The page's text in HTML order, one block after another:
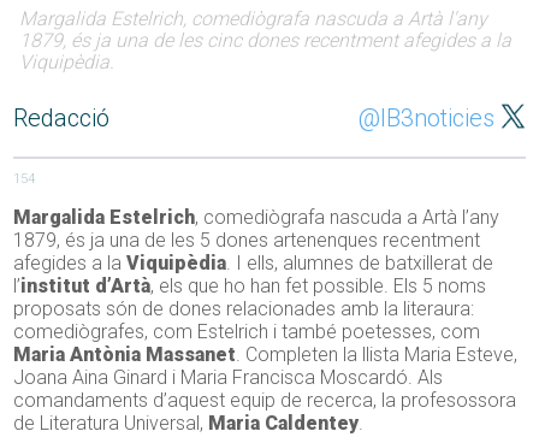
Margalida Estelrich, comediògrafa nascuda a Artà l'any
1879, és ja una de les cinc dones recentment afegides a la
Viquipèdia.
Redacció @IB3noticies
154
Margalida Estelrich, comediògrafa nascuda a Artà l’any
1879, és ja una de les 5 dones artenenques recentment
afegides a laViquipèdia. I ells, alumnes de batxillerat de
l’institut d’Artà, els que ho han fet possible. Els 5 noms
proposats són de dones relacionades amb la literaura:
comediògrafes, com Estelrich i també poetesses, com
Maria Antònia Massanet. Completen la llista Maria Esteve,
Joana Aina Ginard i Maria Francisca Moscardó. Als
comandaments d’aquest equip de recerca, la profesossora
de Literatura Universal, Maria Caldentey.